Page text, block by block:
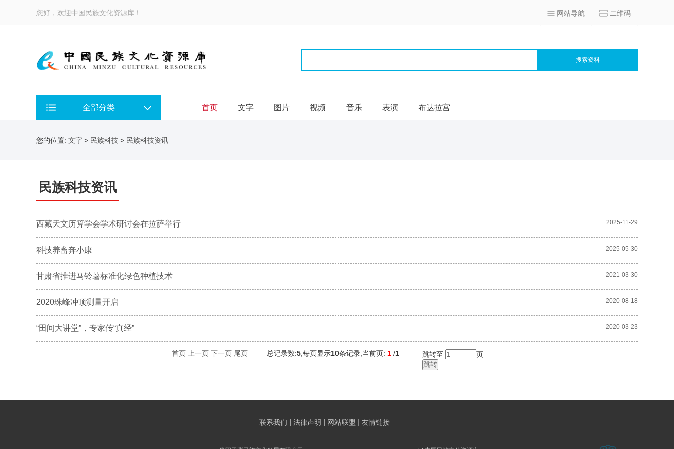
您好，欢迎中国民族文化资源库！ 网站导航 二维码
搜索资料
全部分类 首页 文字 图片 视频 音乐 表演 布达拉宫
您的位置: 文字 > 民族科技 > 民族科技资讯
民族科技资讯
西藏天文历算学会学术研讨会在拉萨举行 2025-11-29
科技养畜奔小康 2025-05-30
甘肃省推进马铃薯标准化绿色种植技术 2021-03-30
2020珠峰冲顶测量开启 2020-08-18
“田间大讲堂”，专家传“真经” 2020-03-23
首页 上一页 下一页 尾页 总记录数:5 ,每页显示10条记录,当前页: 1 /1 跳转至 页
联系我们 法律声明 网站联盟 友情链接